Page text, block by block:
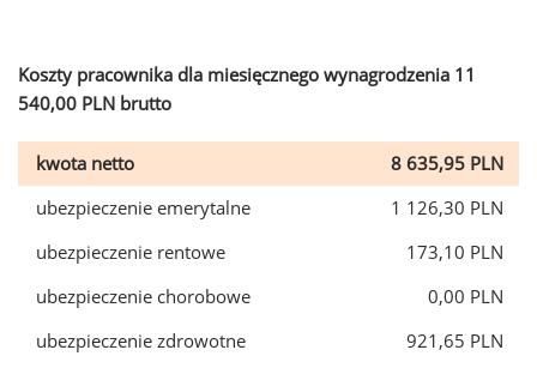
Koszty pracownika dla miesięcznego wynagrodzenia 11
540,00 PLN brutto
kwota netto
8 635,95 PLN
ubezpieczenie emerytalne
1 126,30 PLN
ubezpieczenie rentowe
173,10 PLN
ubezpieczenie chorobowe
0,00 PLN
ubezpieczenie zdrowotne
921,65 PLN